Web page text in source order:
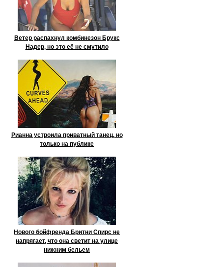
Ветер распахнул комбинезон Брукс
Надер, но это её не смутило
Рианна устроила приватный танец, но
только на публике
Нового бойфренда Бритни Спирс не
напрягает, что она светит на улице
нижним бельем